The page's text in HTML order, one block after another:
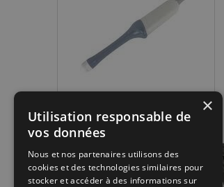
×
Utilisation responsable de
vos données
Nous et nos partenaires utilisons des
cookies et des technologies similaires pour
stocker et accéder à des informations sur